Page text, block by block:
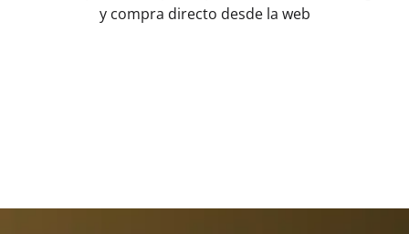
y compra directo desde la web